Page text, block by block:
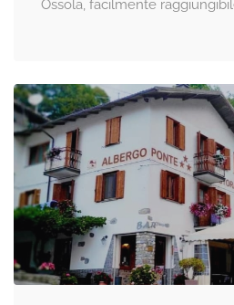
Ossola, facilmente